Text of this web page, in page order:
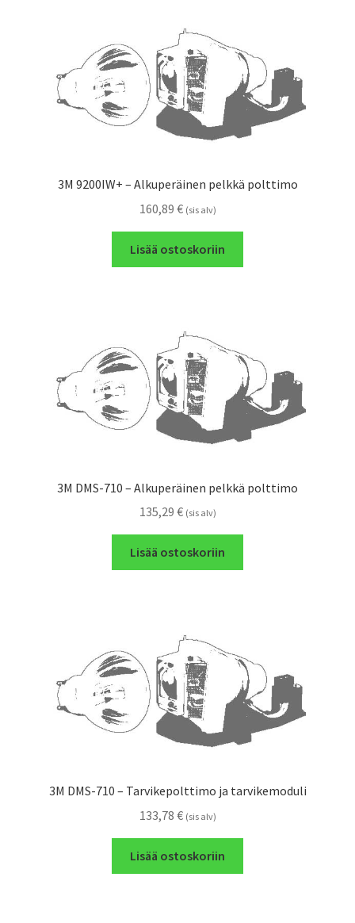
3M 9200IW+ – Alkuperäinen pelkkä polttimo
160,89 € (sis alv)
Lisää ostoskoriin
3M DMS-710 – Alkuperäinen pelkkä polttimo
135,29 € (sis alv)
Lisää ostoskoriin
3M DMS-710 – Tarvikepolttimo ja tarvikemoduli
133,78 € (sis alv)
Lisää ostoskoriin